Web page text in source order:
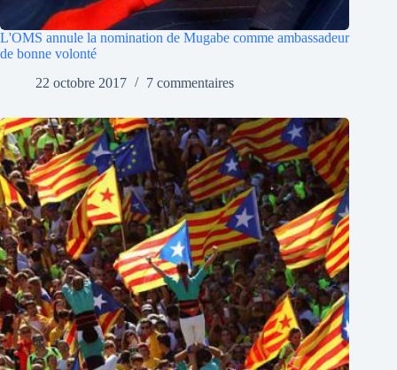
L'OMS annule la nomination de Mugabe comme ambassadeur
de bonne volonté
22 octobre 2017
7 commentaires